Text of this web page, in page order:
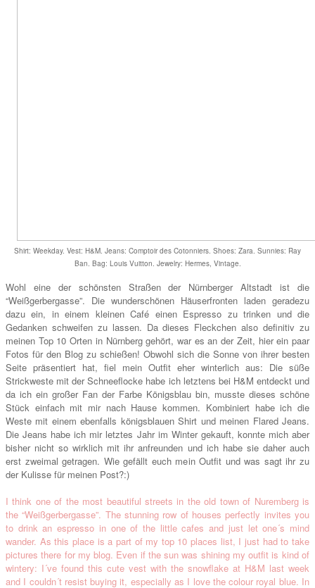
Shirt: Weekday. Vest: H&M. Jeans: Comptoir des Cotonniers. Shoes: Zara. Sunnies: Ray
Ban. Bag: Louis Vuitton. Jewelry: Hermes, Vintage.
Wohl eine der schönsten Straßen der Nürnberger Altstadt ist die
“Weißgerbergasse”. Die wunderschönen Häuserfronten laden geradezu
dazu ein, in einem kleinen Café einen Espresso zu trinken und die
Gedanken schweifen zu lassen. Da dieses Fleckchen also definitiv zu
meinen Top 10 Orten in Nürnberg gehört, war es an der Zeit, hier ein paar
Fotos für den Blog zu schießen! Obwohl sich die Sonne von ihrer besten
Seite präsentiert hat, fiel mein Outfit eher winterlich aus: Die süße
Strickweste mit der Schneeflocke habe ich letztens bei H&M entdeckt und
da ich ein großer Fan der Farbe Königsblau bin, musste dieses schöne
Stück einfach mit mir nach Hause kommen. Kombiniert habe ich die
Weste mit einem ebenfalls königsblauen Shirt und meinen Flared Jeans.
Die Jeans habe ich mir letztes Jahr im Winter gekauft, konnte mich aber
bisher nicht so wirklich mit ihr anfreunden und ich habe sie daher auch
erst zweimal getragen. Wie gefällt euch mein Outfit und was sagt ihr zu
der Kulisse für meinen Post?:)
I think one of the most beautiful streets in the old town of Nuremberg is
the “Weißgerbergasse”. The stunning row of houses perfectly invites you
to drink an espresso in one of the little cafes and just let one´s mind
wander. As this place is a part of my top 10 places list, I just had to take
pictures there for my blog. Even if the sun was shining my outfit is kind of
wintery: I´ve found this cute vest with the snowflake at H&M last week
and I couldn´t resist buying it, especially as I love the colour royal blue. In